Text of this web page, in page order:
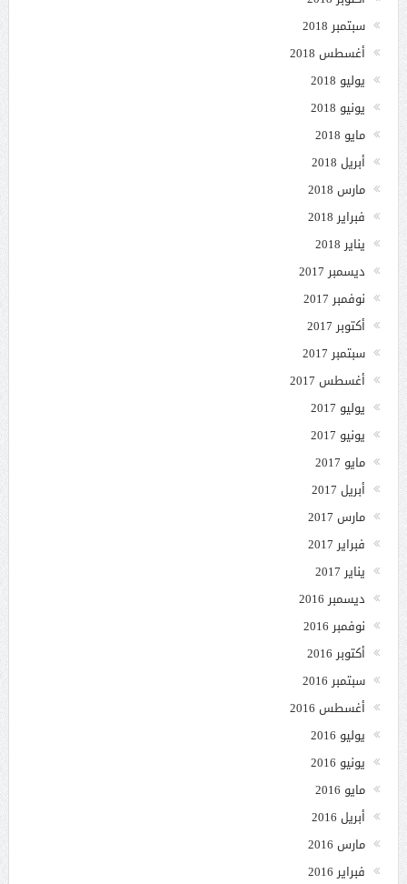
سبتمبر 2018
أغسطس 2018
يوليو 2018
يونيو 2018
مايو 2018
أبريل 2018
مارس 2018
فبراير 2018
يناير 2018
ديسمبر 2017
نوفمبر 2017
أكتوبر 2017
سبتمبر 2017
أغسطس 2017
يوليو 2017
يونيو 2017
مايو 2017
أبريل 2017
مارس 2017
فبراير 2017
يناير 2017
ديسمبر 2016
نوفمبر 2016
أكتوبر 2016
سبتمبر 2016
أغسطس 2016
يوليو 2016
يونيو 2016
مايو 2016
أبريل 2016
مارس 2016
فبراير 2016